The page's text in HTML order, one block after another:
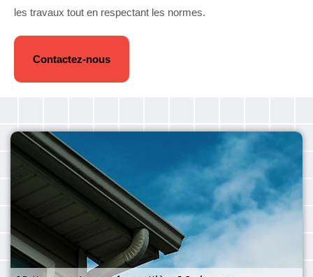
les travaux tout en respectant les normes.
Contactez-nous